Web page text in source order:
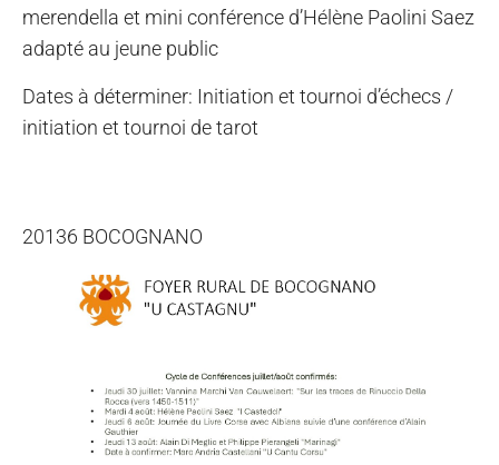
merendella et mini conférence d’Hélène Paolini Saez
adapté au jeune public
Dates à déterminer: Initiation et tournoi d’échecs /
initiation et tournoi de tarot
20136 BOCOGNANO